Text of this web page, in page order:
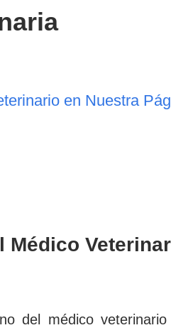
en Nuestra
Médico
del médico